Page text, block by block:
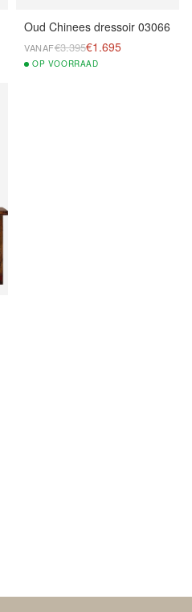
Oud Chinees dressoir 03066
VANAF€3.395€1.695
OP VOORRAAD